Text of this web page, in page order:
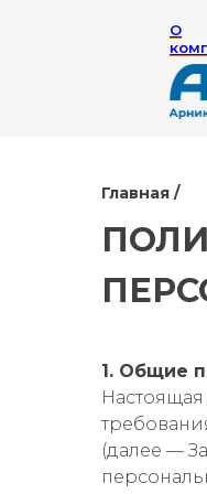
О
Главная /
1. Общие
(далее —